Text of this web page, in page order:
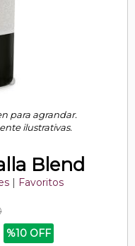
para agrandar.
ilustrativas.
Blend
| Favoritos
%10 OFF